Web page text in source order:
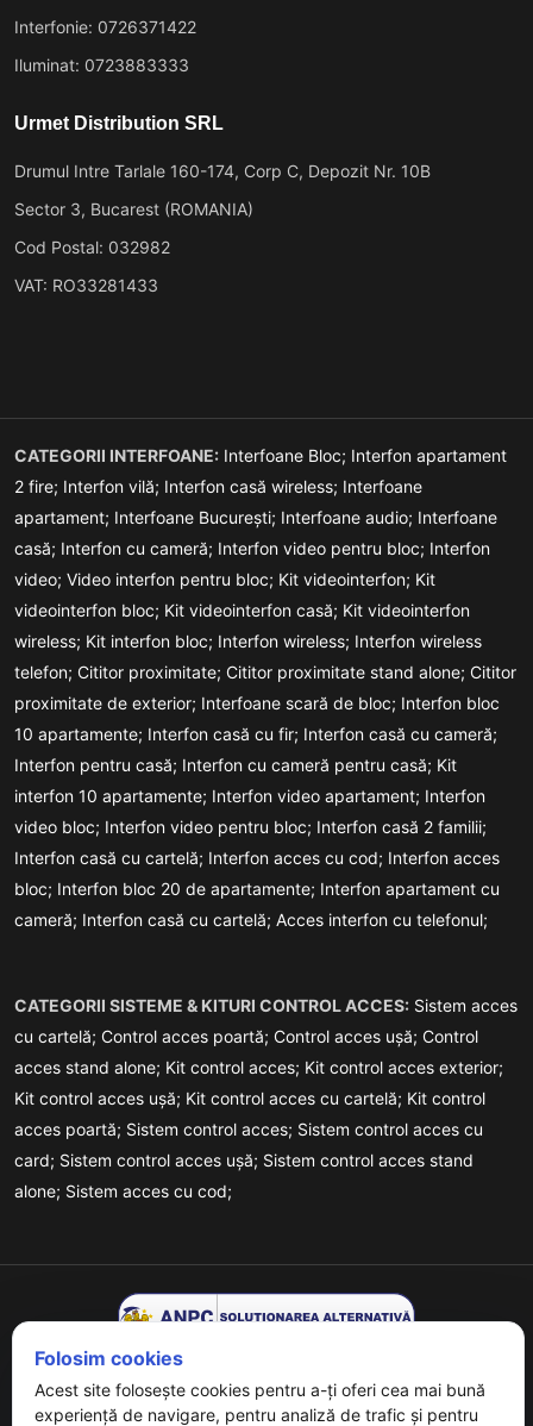
Interfonie: 0726371422
Iluminat: 0723883333
Urmet Distribution SRL
Drumul Intre Tarlale 160-174, Corp C, Depozit Nr. 10B
Sector 3, Bucarest (ROMANIA)
Cod Postal: 032982
VAT: RO33281433
CATEGORII INTERFOANE: Interfoane Bloc; Interfon apartament
2 fire; Interfon vilă; Interfon casă wireless; Interfoane
apartament; Interfoane București; Interfoane audio; Interfoane
casă; Interfon cu cameră; Interfon video pentru bloc; Interfon
video; Video interfon pentru bloc; Kit videointerfon; Kit
videointerfon bloc; Kit videointerfon casă; Kit videointerfon
wireless; Kit interfon bloc; Interfon wireless; Interfon wireless
telefon; Cititor proximitate; Cititor proximitate stand alone; Cititor
proximitate de exterior; Interfoane scară de bloc; Interfon bloc
10 apartamente; Interfon casă cu fir; Interfon casă cu cameră;
Interfon pentru casă; Interfon cu cameră pentru casă; Kit
interfon 10 apartamente; Interfon video apartament; Interfon
video bloc; Interfon video pentru bloc; Interfon casă 2 familii;
Interfon casă cu cartelă; Interfon acces cu cod; Interfon acces
bloc; Interfon bloc 20 de apartamente; Interfon apartament cu
cameră; Interfon casă cu cartelă; Acces interfon cu telefonul;
CATEGORII SISTEME & KITURI CONTROL ACCES: Sistem acces
cu cartelă; Control acces poartă; Control acces ușă; Control
acces stand alone; Kit control acces; Kit control acces exterior;
Kit control acces ușă; Kit control acces cu cartelă; Kit control
acces poartă; Sistem control acces; Sistem control acces cu
card; Sistem control acces ușă; Sistem control acces stand
alone; Sistem acces cu cod;
Folosim cookies
Acest site folosește cookies pentru a-ți oferi cea mai bună
experiență de navigare, pentru analiză de trafic și pentru